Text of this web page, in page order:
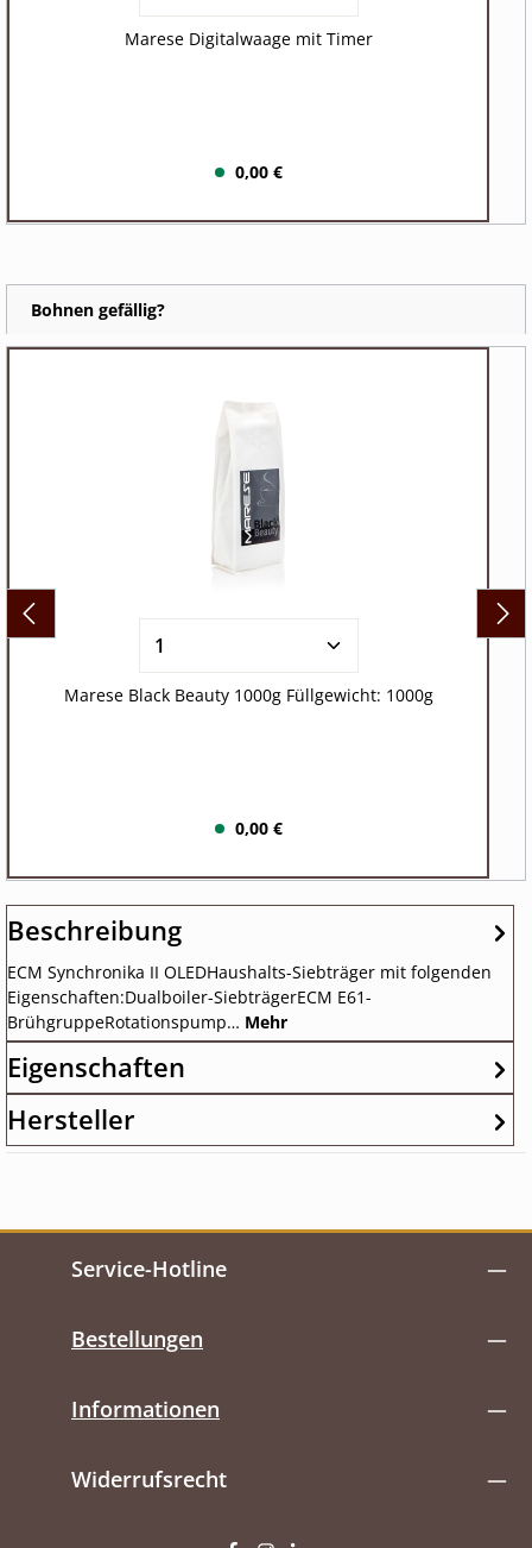
Marese Digitalwaage mit Timer
0,00 €
Bohnen gefällig?
Marese Black Beauty 1000g Füllgewicht: 1000g
0,00 €
Beschreibung
ECM Synchronika II OLEDHaushalts-Siebträger mit folgenden
Eigenschaften:Dualboiler-SiebträgerECM E61-
BrühgruppeRotationspump… Mehr
Eigenschaften
Hersteller
Service-Hotline
Bestellungen
Informationen
Widerrufsrecht